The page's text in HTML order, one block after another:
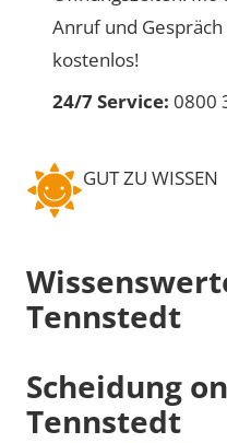
Anruf und
kostenlos!
24/7 Service: 0800
GUT ZU WISSEN
Tennstedt
Scheidung
Tennstedt